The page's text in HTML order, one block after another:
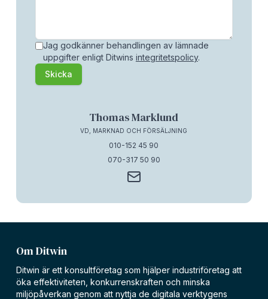
Jag godkänner behandlingen av lämnade
uppgifter enligt Ditwins integritetspolicy.
Skicka
Thomas Marklund
VD, MARKNAD OCH FÖRSÄLJNING
010-152 45 90
070-317 50 90
Om Ditwin
Ditwin är ett konsultföretag som hjälper industriföretag att
öka effektiviteten, konkurrenskraften och minska
miljöpåverkan genom att nyttja de digitala verktygens